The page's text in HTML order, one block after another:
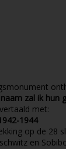
zal ik hun
met:
1944
op de 28
en